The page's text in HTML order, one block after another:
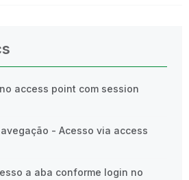
access point com session
- Acesso via access
a aba conforme login no